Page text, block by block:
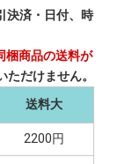
決済・日付、時
梱商品の送料が
だけません。
送料大
2200円